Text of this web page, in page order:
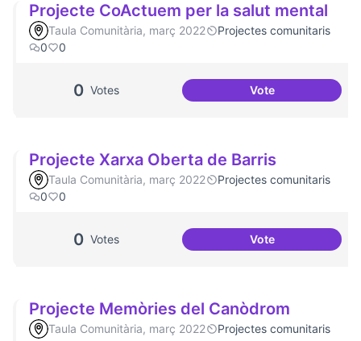
Projecte CoActuem per la salut mental
Taula Comunitària, març 2022
Projectes comunitaris
0
0
0 Votes VoteProjecte
Projecte Xarxa Oberta de Barris
Taula Comunitària, març 2022
Projectes comunitaris
0
0
0 Votes VoteProjecte Xarxa
Projecte Memòries del Canòdrom
Taula Comunitària, març 2022
Projectes comunitaris